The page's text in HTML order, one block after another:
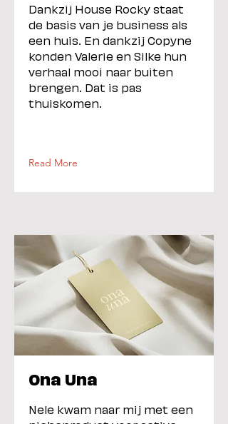
Dankzij House Rocky staat
de basis van je business als
een huis. En dankzij Copyne
konden Valerie en Silke hun
verhaal mooi naar buiten
brengen. Dat is pas
thuiskomen.
Read More
Ona Una
Nele kwam naar mij met een